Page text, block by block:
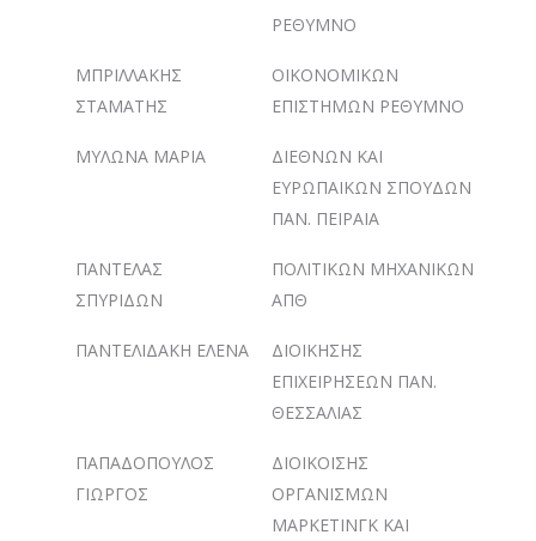
ΡΕΘΥΜΝΟ
ΜΠΡΙΛΛΑΚΗΣ
ΣΤΑΜΑΤΗΣ
ΟΙΚΟΝΟΜΙΚΩΝ
ΕΠΙΣΤΗΜΩΝ ΡΕΘΥΜΝΟ
ΜΥΛΩΝΑ ΜΑΡΙΑ
ΔΙΕΘΝΩΝ ΚΑΙ
ΕΥΡΩΠΑΙΚΩΝ ΣΠΟΥΔΩΝ
ΠΑΝ. ΠΕΙΡΑΙΑ
ΠΑΝΤΕΛΑΣ
ΣΠΥΡΙΔΩΝ
ΠΟΛΙΤΙΚΩΝ ΜΗΧΑΝΙΚΩΝ
ΑΠΘ
ΠΑΝΤΕΛΙΔΑΚΗ ΕΛΕΝΑ
ΔΙΟΙΚΗΣΗΣ
ΕΠΙΧΕΙΡΗΣΕΩΝ ΠΑΝ.
ΘΕΣΣΑΛΙΑΣ
ΠΑΠΑΔΟΠΟΥΛΟΣ
ΓΙΩΡΓΟΣ
ΔΙΟΙΚΟΙΣΗΣ
ΟΡΓΑΝΙΣΜΩΝ
ΜΑΡΚΕΤΙΝΓΚ ΚΑΙ